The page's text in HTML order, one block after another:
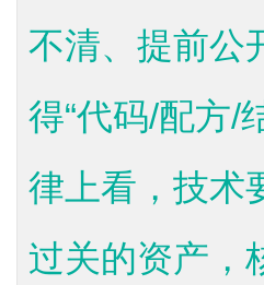
不清、提前公
得“代码/配方/
律上看，技术
过关的资产，